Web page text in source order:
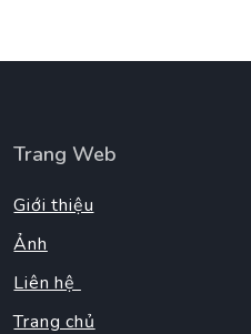
Trang Web
Giới thiệu
Ảnh
Liên hệ
Trang chủ